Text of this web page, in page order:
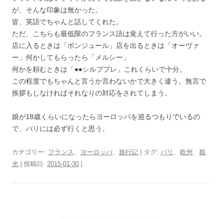
が、そんな印象は無かった。
皆、英語でちゃんと話してくれた。
ただ、こちらも最低限のフランス語は覚えて行った方がいい。
店に入るときは「ボンジュール」店を出るときは「オーヴァ
ー」何かしてもらったら「メルシー」
何かを頼むときは「●●シルブプレ」これくらいで十分。
この程度でもちゃんと言うか言わないかで大きく違う。無言で
挨拶もしなければそれなりの対応をされてしまう。
娘が18歳くらいになったらヨーロッパを巡るつもりでいるの
で、パリには必ず行くと思う。
カテゴリー: フランス ヨーロッパ 旅行記 | タグ: パリ 欧州
観
光 | 投稿日: 2015-01-30